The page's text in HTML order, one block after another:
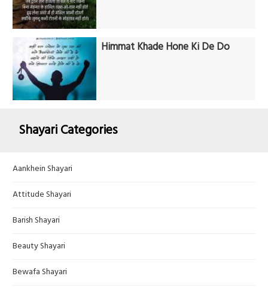
Himmat Khade Hone Ki De Do
Shayari Categories
Aankhein Shayari
Attitude Shayari
Barish Shayari
Beauty Shayari
Bewafa Shayari